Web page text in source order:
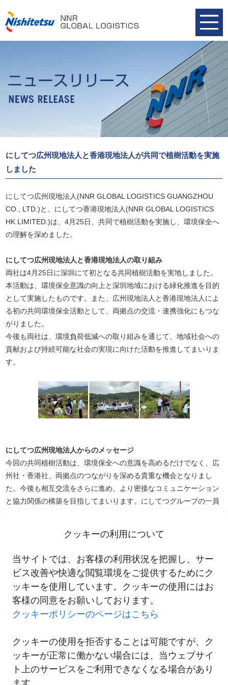
クッキーの利用について
当サイトでは、お客様の利用状況を把握し、サー
ビス改善や快適な閲覧環境をご提供するためにク
ッキーを使用しています。クッキーの使用にはお
客様の同意をお願いしております。
クッキーポリシーのページはこちら
クッキーの使用を拒否することは可能ですが、ク
ッキーが正常に働かない場合には、当ウェブサイ
ト上のサービスをご利用できなくなる場合があり
ます。
にしてつ広州現地法人と香港現地法人が共同で植樹活動を実施
しました
にしてつ広州現地法人(NNR GLOBAL LOGISTICS GUANGZHOU
CO., LTD.)と、にしてつ香港現地法人(NNR GLOBAL LOGISTICS
HK LIMITED.)は、4月25日、共同で植樹活動を実施し、環境保全へ
の理解を深めました。
にしてつ広州現地法人と香港現地法人の取り組み
両社は4月25日に深圳にて初となる共同植樹活動を実地しました。
本活動は、環境保全意識の向上と深圳地域における緑化推進を目的
として実施したものです。また、広州現地法人と香港現地法人によ
る初の共同環境保全活動として、両拠点の交流・連携強化にもつな
がりました。
今後も両社は、環境負荷低減への取り組みを通じて、地域社会への
貢献および持続可能な社会の実現に向けた活動を推進してまいりま
す。
にしてつ広州現地法人からのメッセージ
今回の共同植樹活動は、環境保全への意識を高めるだけでなく、広
州社・香港社、両拠点のつながりを深める貴重な機会となりまし
た。今後も相互交流をさらに進め、より密接なコミュニケーション
と協力関係の構築を目指してまいります。にしてつグループの一員
画部・ESG担当（03-4332-5060）まで
一覧へ